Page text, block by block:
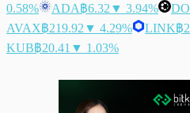
0.58%
ADA฿6.32 ▼ 3.94%
AVAX฿219.92 ▼ 4.29% LINK฿
KUB฿20.41 ▼ 1.03%